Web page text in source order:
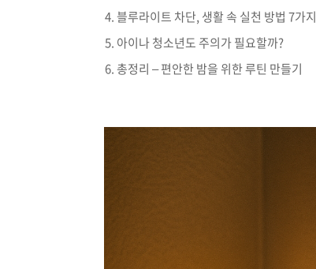
블루라이트 차단, 생활 속 실천 방법 7가지
아이나 청소년도 주의가 필요할까?
총정리 – 편안한 밤을 위한 루틴 만들기